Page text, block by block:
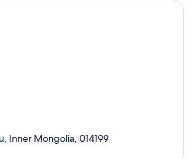
Inner Mongolia, 014199